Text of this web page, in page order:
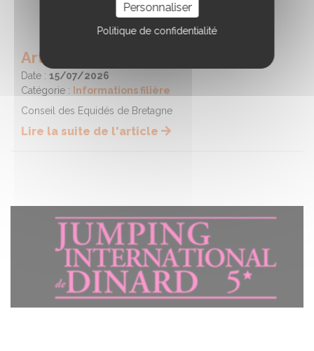
Article de presse Juin 2026
Date : 15/07/2026
Catégorie :
Informations filière
Conseil des Equidés de Bretagne
Lire la suite de l'article
Personnaliser
Politique de confidentialité